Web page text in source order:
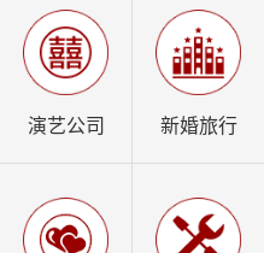
演艺公司 新婚旅行